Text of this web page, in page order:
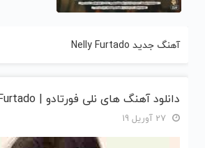
آهنگ جدید Nelly Furtado
دانلود آهنگ های نلی فورتادو | Nelly Furtado